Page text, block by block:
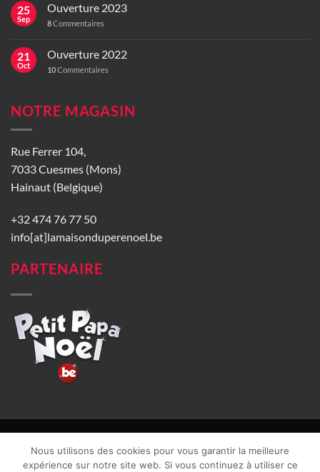
25
Sep
Ouverture 2023
8Commentaires
21
Oct
Ouverture 2022
10Commentaires
NOTRE MAGASIN
Rue Ferrer 104,
7033 Cuesmes (Mons)
Hainaut (Belgique)
+32 474 76 77 50
info[at]lamaisonduperenoel.be
PARTENAIRE
CGU| Vie privée| TVA : BE0840965749 | Site web réalisé par
Nous utilisons des cookies pour vous garantir la meilleure
expérience sur notre site web. Si vous continuez à utiliser ce